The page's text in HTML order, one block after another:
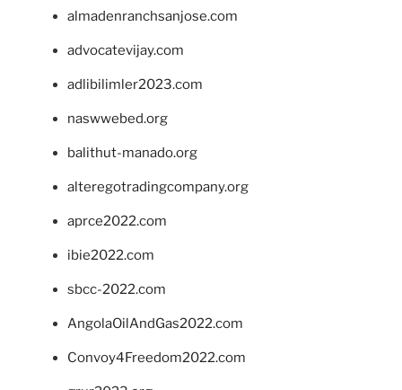
almadenranchsanjose.com
advocatevijay.com
adlibilimler2023.com
naswwebed.org
balithut-manado.org
alteregotradingcompany.org
aprce2022.com
ibie2022.com
sbcc-2022.com
AngolaOilAndGas2022.com
Convoy4Freedom2022.com